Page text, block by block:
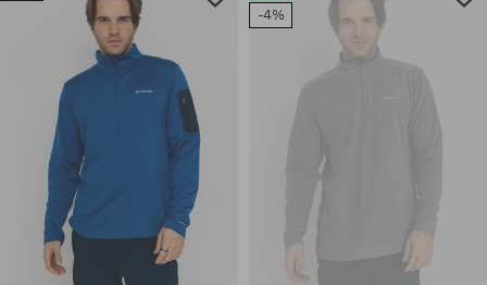
Verfügbare Größen:
Verfügbare Größen:
M; L; XL
-4%